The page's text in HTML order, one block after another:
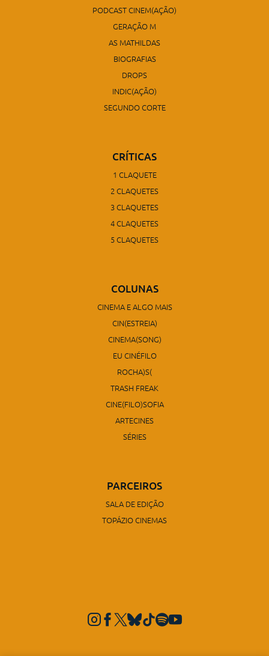
PODCAST CINEM(AÇÃO)
GERAÇÃO M
AS MATHILDAS
BIOGRAFIAS
DROPS
INDIC(AÇÃO)
SEGUNDO CORTE
CRÍTICAS
1 CLAQUETE
2 CLAQUETES
3 CLAQUETES
4 CLAQUETES
5 CLAQUETES
COLUNAS
CINEMA E ALGO MAIS
CIN(ESTREIA)
CINEMA(SONG)
EU CINÉFILO
ROCHA)S(
TRASH FREAK
CINE(FILO)SOFIA
ARTECINES
SÉRIES
PARCEIROS
SALA DE EDIÇÃO
TOPÁZIO CINEMAS